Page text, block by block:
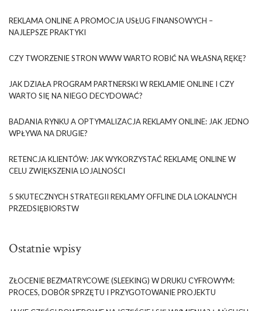
REKLAMA ONLINE A PROMOCJA USŁUG FINANSOWYCH –
NAJLEPSZE PRAKTYKI
CZY TWORZENIE STRON WWW WARTO ROBIĆ NA WŁASNĄ RĘKĘ?
JAK DZIAŁA PROGRAM PARTNERSKI W REKLAMIE ONLINE I CZY
WARTO SIĘ NA NIEGO DECYDOWAĆ?
BADANIA RYNKU A OPTYMALIZACJA REKLAMY ONLINE: JAK JEDNO
WPŁYWA NA DRUGIE?
RETENCJA KLIENTÓW: JAK WYKORZYSTAĆ REKLAMĘ ONLINE W
CELU ZWIĘKSZENIA LOJALNOŚCI
5 SKUTECZNYCH STRATEGII REKLAMY OFFLINE DLA LOKALNYCH
PRZEDSIĘBIORSTW
Ostatnie wpisy
ZŁOCENIE BEZMATRYCOWE (SLEEKING) W DRUKU CYFROWYM:
PROCES, DOBÓR SPRZĘTU I PRZYGOTOWANIE PROJEKTU